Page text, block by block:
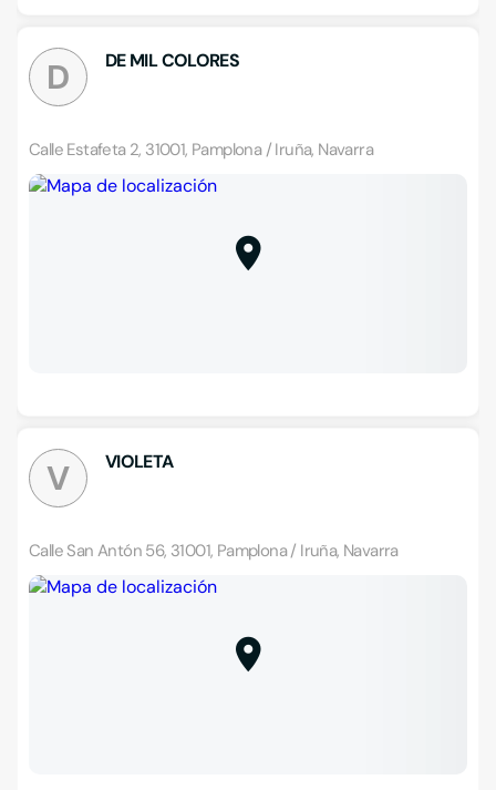
D DE MIL COLORES
Calle Estafeta 2, 31001, Pamplona / Iruña, Navarra
V VIOLETA
Calle San Antón 56, 31001, Pamplona / Iruña, Navarra